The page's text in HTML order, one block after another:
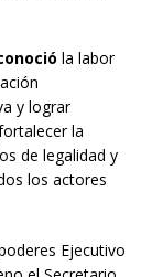
la labor
y lograr
la
de legalidad y
los actores
Ejecutivo